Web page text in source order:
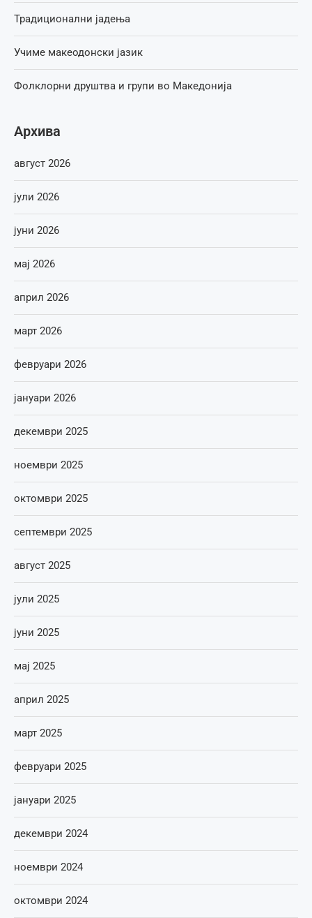
Традиционални јадења
Учиме макеодонски јазик
Фолклорни друштва и групи во Македонија
Архива
август 2026
јули 2026
јуни 2026
мај 2026
април 2026
март 2026
февруари 2026
јануари 2026
декември 2025
ноември 2025
октомври 2025
септември 2025
август 2025
јули 2025
јуни 2025
мај 2025
април 2025
март 2025
февруари 2025
јануари 2025
декември 2024
ноември 2024
октомври 2024